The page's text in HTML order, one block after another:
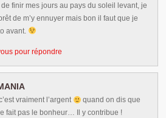
finir mes jours au pays du soleil levant, je
de m’y ennuyer mais bon il faut que je
avant.
pour répondre
vraiment l’argent
quand on dis que
fait pas le bonheur… Il y contribue !